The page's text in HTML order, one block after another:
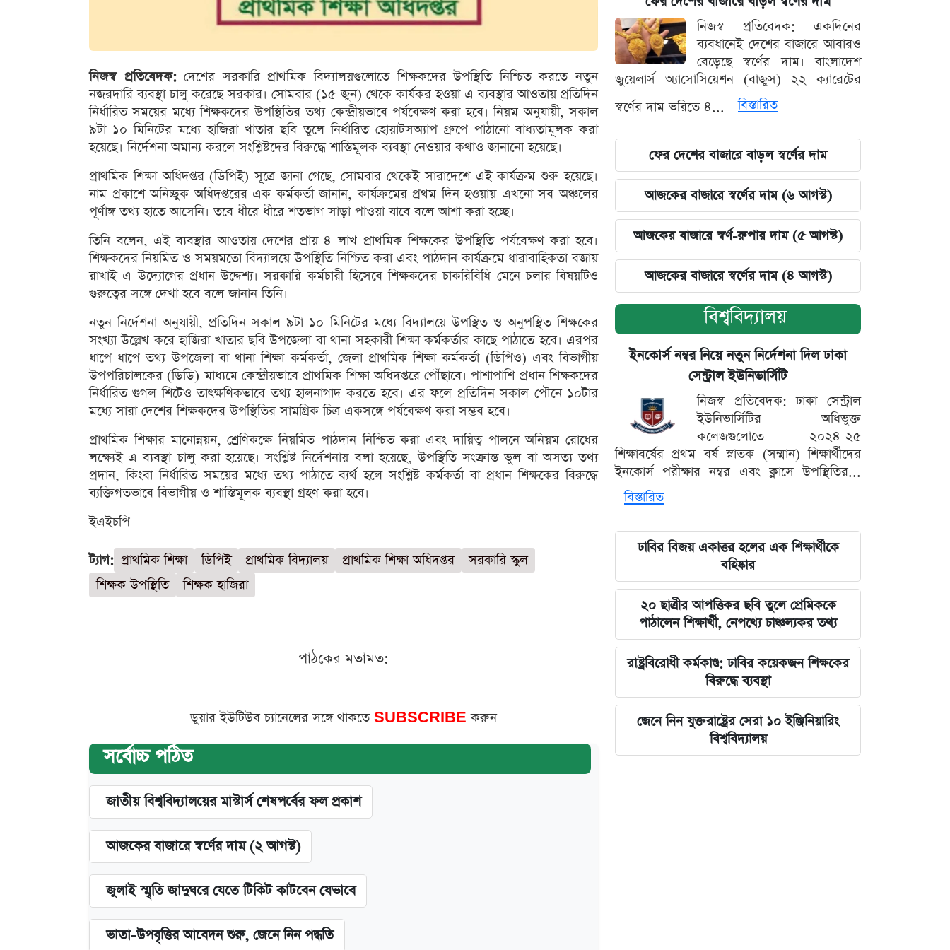
নিজস্ব প্রতিবেদক:দেশের সরকারি প্রাথমিক বিদ্যালয়গুলোতে শিক্ষকদের উপস্থিতি নিশ্চিত করতে নতুন
নজরদারি ব্যবস্থা চালু করেছে সরকার। সোমবার (১৫ জুন) থেকে কার্যকর হওয়া এ ব্যবস্থার আওতায় প্রতিদিন
নির্ধারিত সময়ের মধ্যে শিক্ষকদের উপস্থিতির তথ্য কেন্দ্রীয়ভাবে পর্যবেক্ষণ করা হবে। নিয়ম অনুযায়ী, সকাল
৯টা ১০ মিনিটের মধ্যে হাজিরা খাতার ছবি তুলে নির্ধারিত হোয়াটসঅ্যাপ গ্রুপে পাঠানো বাধ্যতামূলক করা
হয়েছে। নির্দেশনা অমান্য করলে সংশ্লিষ্টদের বিরুদ্ধে শাস্তিমূলক ব্যবস্থা নেওয়ার কথাও জানানো হয়েছে।
প্রাথমিক শিক্ষা অধিদপ্তর (ডিপিই) সূত্রে জানা গেছে, সোমবার থেকেই সারাদেশে এই কার্যক্রম শুরু হয়েছে।
নাম প্রকাশে অনিচ্ছুক অধিদপ্তরের এক কর্মকর্তা জানান, কার্যক্রমের প্রথম দিন হওয়ায় এখনো সব অঞ্চলের
পূর্ণাঙ্গ তথ্য হাতে আসেনি। তবে ধীরে ধীরে শতভাগ সাড়া পাওয়া যাবে বলে আশা করা হচ্ছে।
তিনি বলেন, এই ব্যবস্থার আওতায় দেশের প্রায় ৪ লাখ প্রাথমিক শিক্ষকের উপস্থিতি পর্যবেক্ষণ করা হবে।
শিক্ষকদের নিয়মিত ও সময়মতো বিদ্যালয়ে উপস্থিতি নিশ্চিত করা এবং পাঠদান কার্যক্রমে ধারাবাহিকতা বজায়
রাখাই এ উদ্যোগের প্রধান উদ্দেশ্য। সরকারি কর্মচারী হিসেবে শিক্ষকদের চাকরিবিধি মেনে চলার বিষয়টিও
গুরুত্বের সঙ্গে দেখা হবে বলে জানান তিনি।
নতুন নির্দেশনা অনুযায়ী, প্রতিদিন সকাল ৯টা ১০ মিনিটের মধ্যে বিদ্যালয়ে উপস্থিত ও অনুপস্থিত শিক্ষকের
সংখ্যা উল্লেখ করে হাজিরা খাতার ছবি উপজেলা বা থানা সহকারী শিক্ষা কর্মকর্তার কাছে পাঠাতে হবে। এরপর
ধাপে ধাপে তথ্য উপজেলা বা থানা শিক্ষা কর্মকর্তা, জেলা প্রাথমিক শিক্ষা কর্মকর্তা (ডিপিও) এবং বিভাগীয়
উপপরিচালকের (ডিডি) মাধ্যমে কেন্দ্রীয়ভাবে প্রাথমিক শিক্ষা অধিদপ্তরে পৌঁছাবে। পাশাপাশি প্রধান শিক্ষকদের
নির্ধারিত গুগল শিটেও তাৎক্ষণিকভাবে তথ্য হালনাগাদ করতে হবে। এর ফলে প্রতিদিন সকাল পৌনে ১০টার
মধ্যে সারা দেশের শিক্ষকদের উপস্থিতির সামগ্রিক চিত্র একসঙ্গে পর্যবেক্ষণ করা সম্ভব হবে।
প্রাথমিক শিক্ষার মানোন্নয়ন, শ্রেণিকক্ষে নিয়মিত পাঠদান নিশ্চিত করা এবং দায়িত্ব পালনে অনিয়ম রোধের
লক্ষ্যেই এ ব্যবস্থা চালু করা হয়েছে। সংশ্লিষ্ট নির্দেশনায় বলা হয়েছে, উপস্থিতি সংক্রান্ত ভুল বা অসত্য তথ্য
প্রদান, কিংবা নির্ধারিত সময়ের মধ্যে তথ্য পাঠাতে ব্যর্থ হলে সংশ্লিষ্ট কর্মকর্তা বা প্রধান শিক্ষকের বিরুদ্ধে
ব্যক্তিগতভাবে বিভাগীয় ও শাস্তিমূলক ব্যবস্থা গ্রহণ করা হবে।
ইএইচপি
ট্যাগ: প্রাথমিক শিক্ষা ডিপিই প্রাথমিক বিদ্যালয় প্রাথমিক শিক্ষা অধিদপ্তর
সরকারি স্কুল
শিক্ষক উপস্থিতি
শিক্ষক হাজিরা
পাঠকের মতামত:
ডুয়ার ইউটিউব চ্যানেলের সঙ্গে থাকতে SUBSCRIBEকরুন
সর্বোচ্চ পঠিত
জাতীয় বিশ্ববিদ্যালয়ের মাস্টার্স শেষপর্বের ফল প্রকাশ
আজকের বাজারে স্বর্ণের দাম (২ আগস্ট)
জুলাই স্মৃতি জাদুঘরে যেতে টিকিট কাটবেন যেভাবে
ভাতা-উপবৃত্তির আবেদন শুরু, জেনে নিন পদ্ধতি
নিজস্ব প্রতিবেদক: একদিনের
ব্যবধানেই দেশের বাজারে আবারও
বেড়েছে স্বর্ণের দাম। বাংলাদেশ
জুয়েলার্স অ্যাসোসিয়েশন (বাজুস) ২২ ক্যারেটের
স্বর্ণের দাম ভরিতে ৪...
বিস্তারিত
ফের দেশের বাজারে বাড়ল স্বর্ণের দাম
আজকের বাজারে স্বর্ণের দাম (৬ আগস্ট)
আজকের বাজারে স্বর্ণ-রুপার দাম (৫ আগস্ট)
আজকের বাজারে স্বর্ণের দাম (৪ আগস্ট)
বিশ্ববিদ্যালয়
ইনকোর্স নম্বর নিয়ে নতুন নির্দেশনা দিল ঢাকা
সেন্ট্রাল ইউনিভার্সিটি
নিজস্ব প্রতিবেদক: ঢাকা সেন্ট্রাল
ইউনিভার্সিটির অধিভুক্ত
কলেজগুলোতে ২০২৪-২৫
শিক্ষাবর্ষের প্রথম বর্ষ স্নাতক (সম্মান) শিক্ষার্থীদের
ইনকোর্স পরীক্ষার নম্বর এবং ক্লাসে উপস্থিতির...
বিস্তারিত
ঢাবির বিজয় একাত্তর হলের এক শিক্ষার্থীকে
বহিষ্কার
২০ ছাত্রীর আপত্তিকর ছবি তুলে প্রেমিককে
পাঠালেন শিক্ষার্থী, নেপথ্যে চাঞ্চল্যকর তথ্য
রাষ্ট্রবিরোধী কর্মকাণ্ড: ঢাবির কয়েকজন শিক্ষকের
বিরুদ্ধে ব্যবস্থা
জেনে নিন যুক্তরাষ্ট্রের সেরা ১০ ইঞ্জিনিয়ারিং
বিশ্ববিদ্যালয়